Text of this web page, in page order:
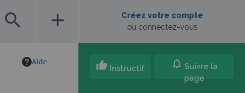
search add
Créez votre compte
ou connectez-vous
Aide thumb_up Instructif notifications Suivre la
page